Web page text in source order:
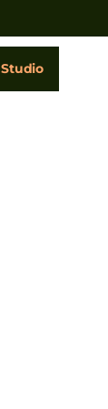
Studio